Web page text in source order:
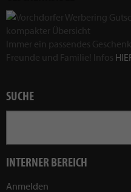
Immer ein passendes
Freunde und Familie! Infos
SUCHE
INTERNER BEREICH
Anmelden